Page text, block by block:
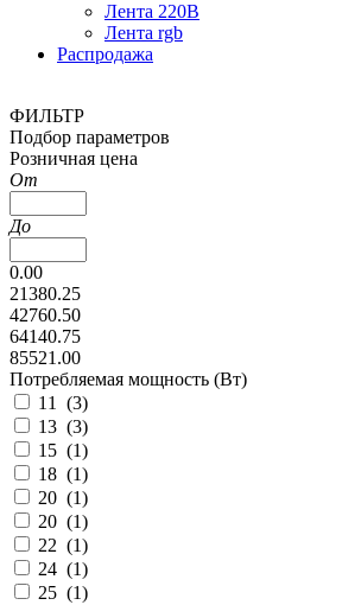
Лента 220В
Лента rgb
Распродажа
ФИЛЬТР
Подбор параметров
Розничная цена
От
До
0.00
21380.25
42760.50
64140.75
85521.00
Потребляемая мощность (Вт)
11 (3)
13 (3)
15 (1)
18 (1)
20 (1)
20 (1)
22 (1)
24 (1)
25 (1)